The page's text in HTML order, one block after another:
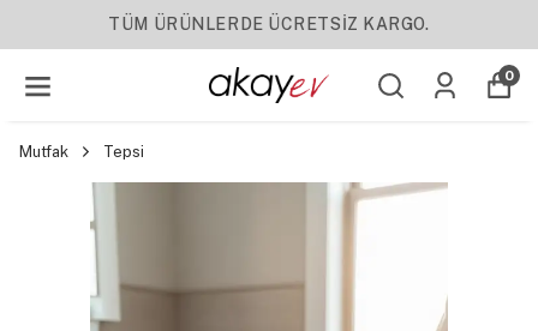
YENI SEZON ÜRÜNLER
0
Mutfak Tepsi